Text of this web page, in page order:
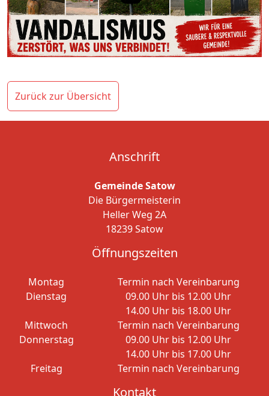
Zurück zur Übersicht
Anschrift
Gemeinde Satow
Die Bürgermeisterin
Heller Weg 2A
18239 Satow
Öffnungszeiten
Montag
Termin nach Vereinbarung
Dienstag
09.00 Uhr bis 12.00 Uhr
14.00 Uhr bis 18.00 Uhr
Mittwoch
Termin nach Vereinbarung
Donnerstag
09.00 Uhr bis 12.00 Uhr
14.00 Uhr bis 17.00 Uhr
Freitag
Termin nach Vereinbarung
Kontakt